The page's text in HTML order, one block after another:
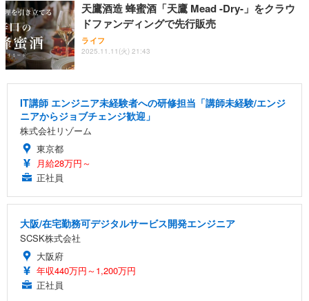
天鷹酒造 蜂蜜酒「天鷹 Mead -Dry-」をクラウ
ドファンディングで先行販売
ライフ
2025.11.11(火) 21:43
IT講師 エンジニア未経験者への研修担当「講師未経験/エンジ
ニアからジョブチェンジ歓迎」
株式会社リゾーム
東京都
月給28万円～
正社員
大阪/在宅勤務可デジタルサービス開発エンジニア
SCSK株式会社
大阪府
年収440万円～1,200万円
正社員